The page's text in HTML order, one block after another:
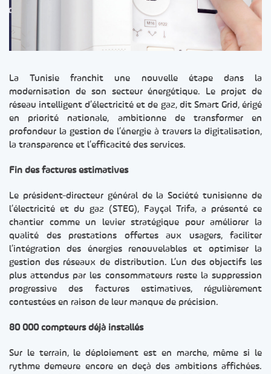
La Tunisie franchit une nouvelle étape dans la
modernisation de son secteur énergétique. Le projet de
réseau intelligent d’électricité et de gaz, dit Smart Grid, érigé
en priorité nationale, ambitionne de transformer en
profondeur la gestion de l’énergie à travers la digitalisation,
la transparence et l’efficacité des services.
Fin des factures estimatives
Le président-directeur général de la Société tunisienne de
l’électricité et du gaz (STEG), Fayçal Trifa, a présenté ce
chantier comme un levier stratégique pour améliorer la
qualité des prestations offertes aux usagers, faciliter
l’intégration des énergies renouvelables et optimiser la
gestion des réseaux de distribution. L’un des objectifs les
plus attendus par les consommateurs reste la suppression
progressive des factures estimatives, régulièrement
contestées en raison de leur manque de précision.
80 000 compteurs déjà installés
Sur le terrain, le déploiement est en marche, même si le
rythme demeure encore en deçà des ambitions affichées.